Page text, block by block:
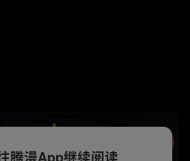
腾漫App继续阅读